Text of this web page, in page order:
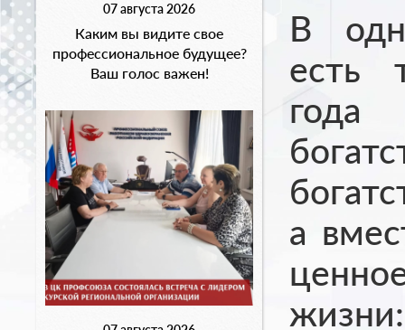
07 августа 2026
Каким вы видите свое
профессиональное будущее?
Ваш голос важен!
В
есть
а